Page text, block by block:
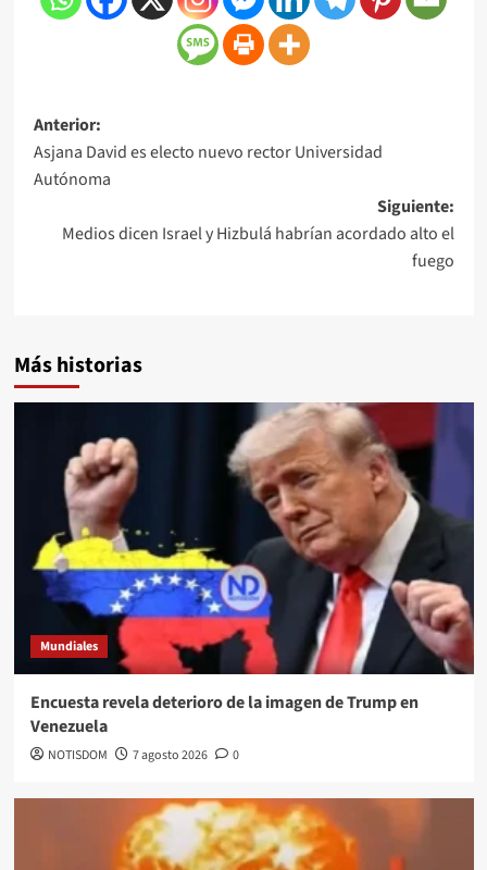
Anterior:
Asjana David es electo nuevo rector Universidad
Autónoma
Siguiente:
Medios dicen Israel y Hizbulá habrían acordado alto el
fuego
Más historias
Mundiales
Encuesta revela deterioro de la imagen de Trump en
Venezuela
NOTISDOM 7 agosto 2026 0